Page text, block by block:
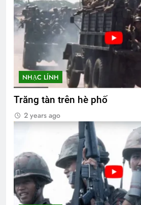
NHẠC LÍNH
Trăng tàn trên hè phố
2 years ago